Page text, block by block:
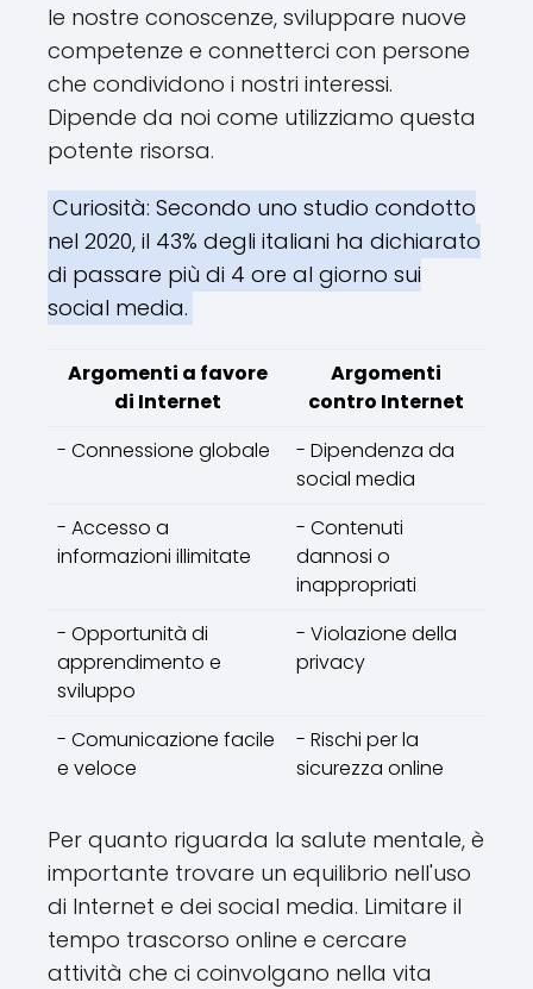
le nostre conoscenze, sviluppare nuove
competenze e connetterci con persone
che condividono i nostri interessi.
Dipende da noi come utilizziamo questa
potente risorsa.
Curiosità: Secondo uno studio condotto
nel 2020, il 43% degli italiani ha dichiarato
di passare più di 4 ore al giorno sui
social media.
Argomenti a favore
di Internet
Argomenti
contro Internet
- Connessione globale
- Dipendenza da
social media
- Accesso a
informazioni illimitate
- Contenuti
dannosi o
inappropriati
- Opportunità di
apprendimento e
sviluppo
- Violazione della
privacy
- Comunicazione facile
e veloce
- Rischi per la
sicurezza online
Per quanto riguarda la salute mentale, è
importante trovare un equilibrio nell'uso
di Internet e dei social media. Limitare il
tempo trascorso online e cercare
attività che ci coinvolgano nella vita